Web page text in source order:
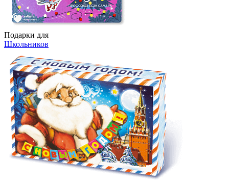
Подарки для
Школьников